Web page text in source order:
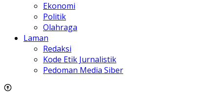
Ekonomi
Politik
Olahraga
Laman
Redaksi
Kode Etik Jurnalistik
Pedoman Media Siber